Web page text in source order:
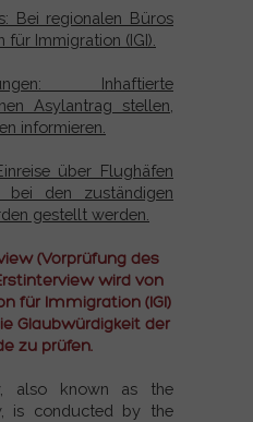
Bei regionalen Büros
Immigration (IGI).
Inhaftierte
Asylantrag stellen,
informieren.
über Flughäfen
bei den zuständigen
gestellt werden.
(Vorprüfung des
wird von
für Immigration (IGI)
Glaubwürdigkeit der
zu prüfen.
also known as the
is conducted by the